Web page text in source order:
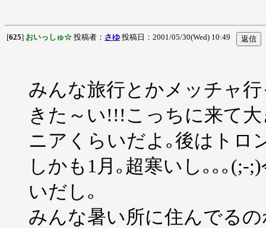
[625] おいっしゅ☆ 投稿者： さゆ 投稿日：2001/05/30(Wed) 10:49
みんな旅行とかメッチャ
きた～い!!!こっちに来て
ニアくらいだよ｡後はトロ
しかも1月｡超寒いし｡｡｡
いだし｡
みんな暑い所に住んでる